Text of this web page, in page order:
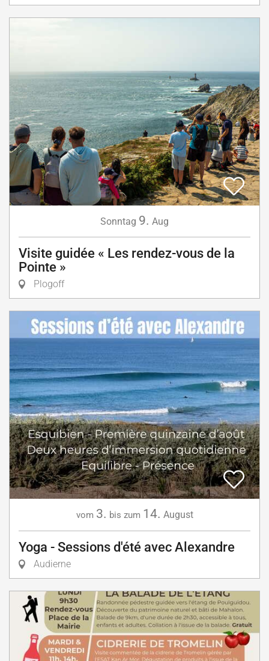
Sonntag 9. Aug
Visite guidée « Les rendez-vous de la
Pointe »
Plogoff
vom 3. bis zum 14. August
Yoga - Sessions d'été avec Alexandre
Audierne